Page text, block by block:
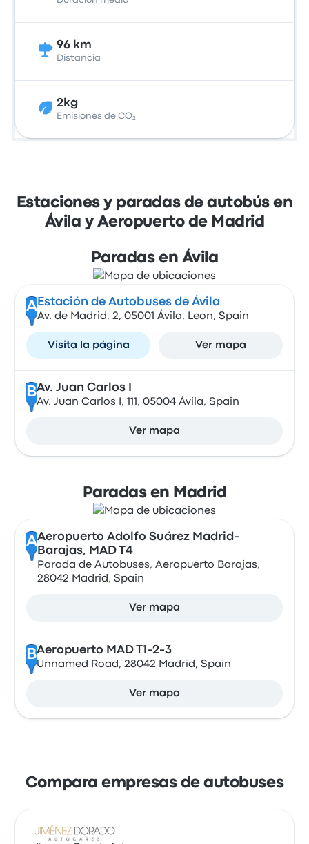
96 km
Distancia
2kg
Emisiones de CO₂
Estaciones y paradas de autobús en
Ávila y Aeropuerto de Madrid
Paradas en Ávila
A Estación de Autobuses de Ávila
Av. de Madrid, 2, 05001 Ávila, Leon, Spain
Visita la página Ver mapa
BAv. Juan Carlos I
Av. Juan Carlos I, 111, 05004 Ávila, Spain
Ver mapa
Paradas en Madrid
AAeropuerto Adolfo Suárez Madrid-
Barajas, MAD T4
Parada de Autobuses, Aeropuerto Barajas,
28042 Madrid, Spain
Ver mapa
BAeropuerto MAD T1-2-3
Unnamed Road, 28042 Madrid, Spain
Ver mapa
Compara empresas de autobuses